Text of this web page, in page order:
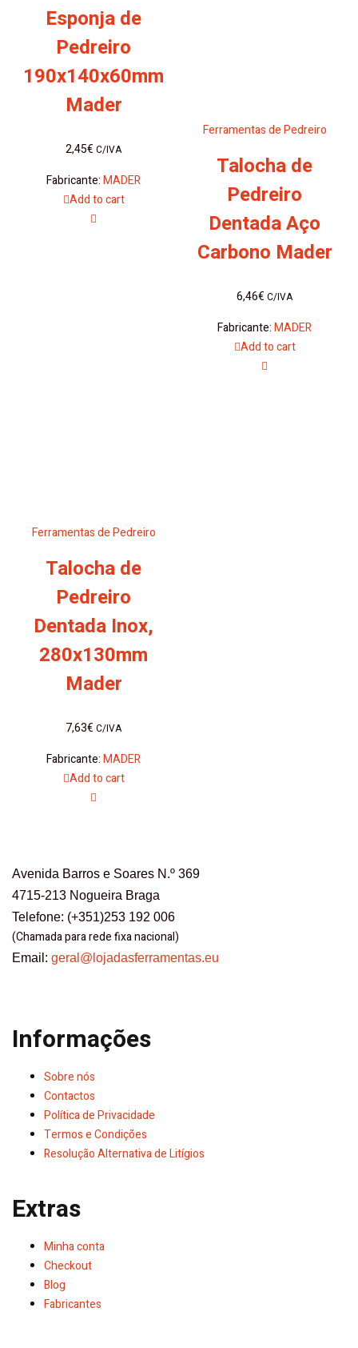
Esponja de
Pedreiro
190x140x60mm
Mader
2,45€ C/IVA
Fabricante:MADER
Add to cart
Ferramentas de Pedreiro
Talocha de
Pedreiro
Dentada Aço
Carbono Mader
6,46€ C/IVA
Fabricante:MADER
Add to cart
Ferramentas de Pedreiro
Talocha de
Pedreiro
Dentada Inox,
280x130mm
Mader
7,63€ C/IVA
Fabricante:MADER
Add to cart
Avenida Barros e Soares N.º 369
4715-213 Nogueira Braga
Telefone: (+351)253 192 006
(Chamada para rede fixa nacional)
Email: geral@lojadasferramentas.eu
Informações
Sobre nós
Contactos
Política de Privacidade
Termos e Condições
Resolução Alternativa de Litígios
Extras
Minha conta
Checkout
Blog
Fabricantes